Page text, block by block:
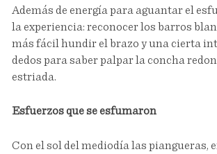
Además de energía para aguantar el
la experiencia: reconocer los barros
más fácil hundir el brazo y una cierta
dedos para saber palpar la concha
estriada.
Esfuerzos que se esfumaron
Con el sol del mediodía las piangueras,